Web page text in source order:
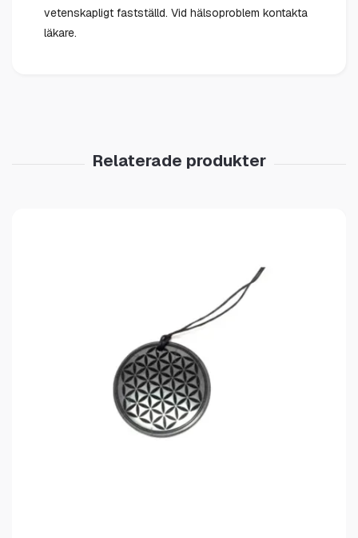
vetenskapligt fastställd. Vid hälsoproblem kontakta
läkare.